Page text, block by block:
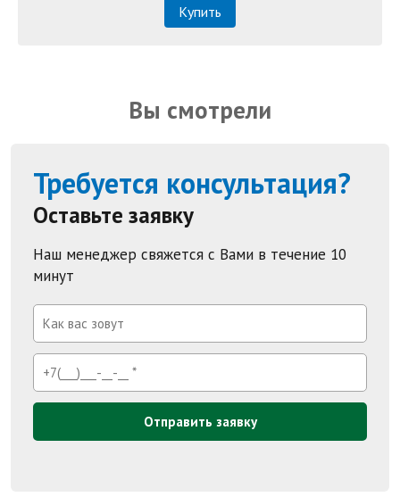
Купить
Вы смотрели
Требуется консультация?
Оставьте заявку
Наш менеджер свяжется с Вами в течение 10
минут
Отправить заявку